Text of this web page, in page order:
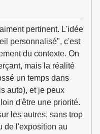
pertinent. L'idée
personnalisé", c'est
du contexte. On
mais la réalité
un temps dans
auto), et je peux
d'être une priorité.
les autres, sans trop
de l'exposition au